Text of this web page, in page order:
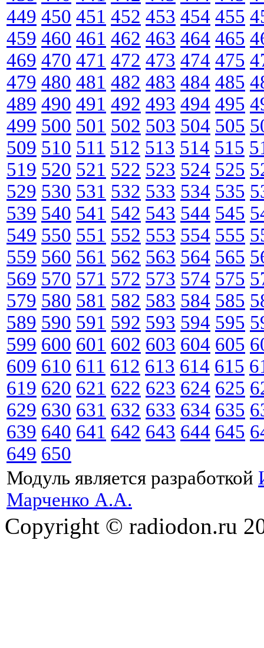
449 450 451 452 453 454 455
459 460 461 462 463 464 465
469 470 471 472 473 474 475
479 480 481 482 483 484 485
489 490 491 492 493 494 495
499 500 501 502 503 504 505
509 510 511 512 513 514 515
519 520 521 522 523 524 525
529 530 531 532 533 534 535
539 540 541 542 543 544 545
549 550 551 552 553 554 555
559 560 561 562 563 564 565
569 570 571 572 573 574 575
579 580 581 582 583 584 585
589 590 591 592 593 594 595
599 600 601 602 603 604 605
609 610 611 612 613 614 615
619 620 621 622 623 624 625
629 630 631 632 633 634 635
639 640 641 642 643 644 645
649 650
Модуль является разработкой
Марченко А.А.
Copyright © radiodon.ru